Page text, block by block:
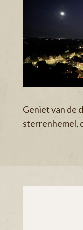
Geniet van de
sterrenhemel,